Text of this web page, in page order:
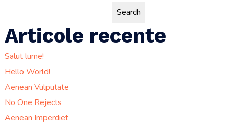
Search
Articole recente
Salut lume!
Hello World!
Aenean Vulputate
No One Rejects
Aenean Imperdiet